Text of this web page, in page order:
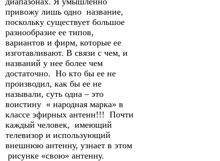
привожу лишь одно название,
поскольку существует большое
разнообразие ее типов,
вариантов и фирм, которые ее
изготавливают. В связи с чем, и
названий у нее более чем
достаточно. Но кто бы ее не
производил, как бы ее не
называли, суть одна – это
воистину « народная марка» в
классе эфирных антенн!!! Почти
каждый человек, имеющий
телевизор и использующий
внешнюю антенну, узнает в этом
рисунке «свою» антенну.